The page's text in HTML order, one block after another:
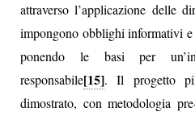
attraverso l’applicazione delle
impongono obblighi informativi
ponendo le basi per
responsabile[15]. Il progetto
dimostrato, con metodologia